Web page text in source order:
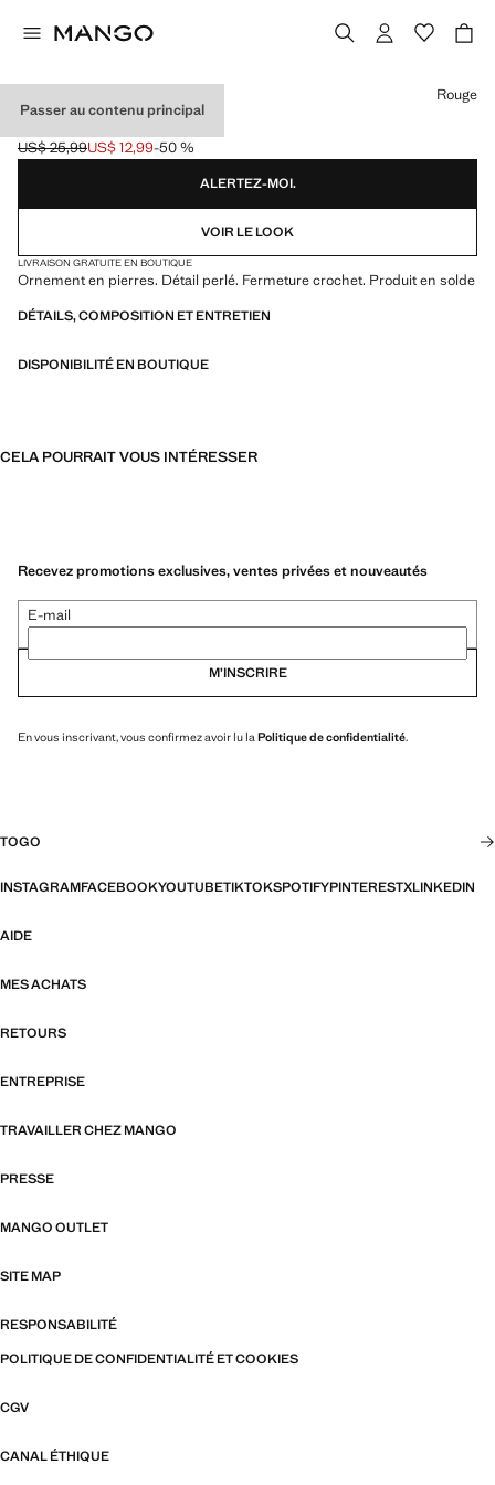
Passer au contenu principal
COLLIER PERLES
Prix initial barré [US$ 25,99 ]
US$ 25,99
Prix actuel [US$ 12,99 ]
US$ 12,99-50 %
Choisissez une couleur
Rouge
ALERTEZ-MOI.
VOIR LE LOOK
LIVRAISON GRATUITE EN BOUTIQUE
Ornement en pierres. Détail perlé. Fermeture crochet. Produit en solde
DÉTAILS, COMPOSITION ET ENTRETIEN
DISPONIBILITÉ EN BOUTIQUE
CELA POURRAIT VOUS INTÉRESSER
Recevez promotions exclusives, ventes privées et nouveautés
E-mail
M’INSCRIRE
En vous inscrivant, vous confirmez avoir lu la Politique de confidentialité.
TOGO
INSTAGRAMFACEBOOKYOUTUBETIKTOKSPOTIFYPINTERESTXLINKEDIN
AIDE
MES ACHATS
RETOURS
ENTREPRISE
TRAVAILLER CHEZ MANGO
PRESSE
MANGO OUTLET
SITE MAP
RESPONSABILITÉ
POLITIQUE DE CONFIDENTIALITÉ ET COOKIES
CGV
CANAL ÉTHIQUE